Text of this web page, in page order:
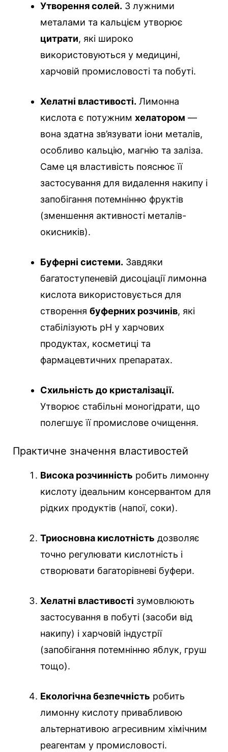
Утворення солей. З лужними
металами та кальцієм утворює
цитрати, які широко
використовуються у медицині,
харчовій промисловості та побуті.
Хелатні властивості. Лимонна
кислота є потужним хелатором —
вона здатна зв’язувати іони металів,
особливо кальцію, магнію та заліза.
Саме ця властивість пояснює її
застосування для видалення накипу і
запобігання потемнінню фруктів
(зменшення активності металів-
окисників).
Буферні системи. Завдяки
багатоступеневій дисоціації лимонна
кислота використовується для
створення буферних розчинів, які
стабілізують pH у харчових
продуктах, косметиці та
фармацевтичних препаратах.
Схильність до кристалізації.
Утворює стабільні моногідрати, що
полегшує її промислове очищення.
Практичне значення властивостей
Висока розчинність робить лимонну
кислоту ідеальним консервантом для
рідких продуктів (напої, соки).
Триосновна кислотність дозволяє
точно регулювати кислотність і
створювати багаторівневі буфери.
Хелатні властивості зумовлюють
застосування в побуті (засоби від
накипу) і харчовій індустрії
(запобігання потемнінню яблук, груш
тощо).
Екологічна безпечність робить
лимонну кислоту привабливою
альтернативою агресивним хімічним
реагентам у промисловості.